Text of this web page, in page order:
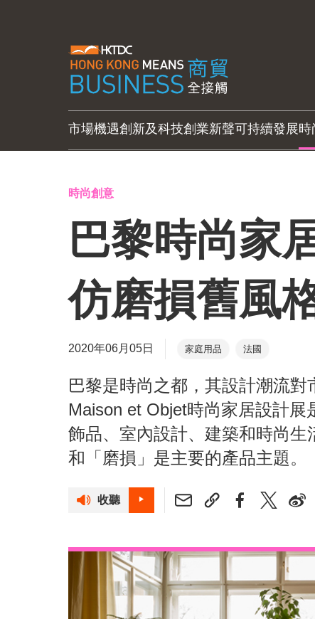
市場機遇創新及科技創業新聲可持續發展時
時尚創意
巴黎時尚家
仿磨損舊風
2020年06月05日 家庭用品 法國
巴黎是時尚之都，其設計潮流
Maison et Objet時尚家居設計
飾品、室內設計、建築和時尚生
和「磨損」是主要的產品主題。
收聽